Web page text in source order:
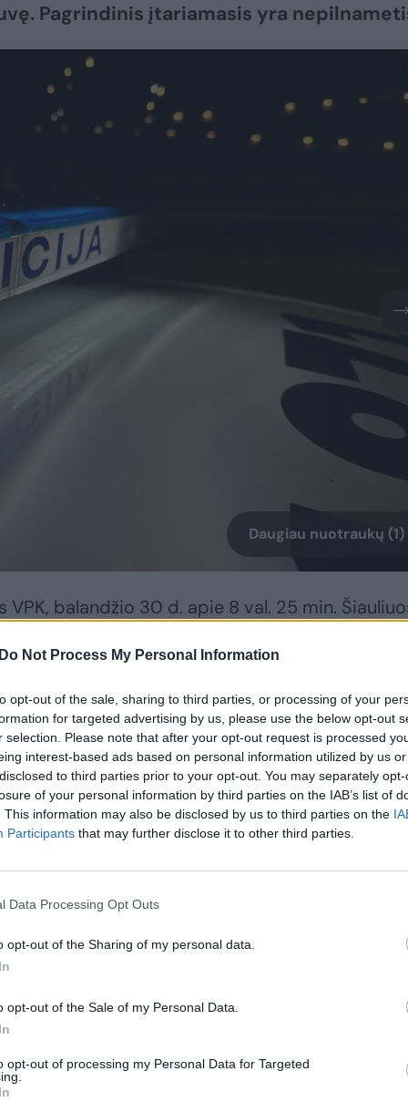
Do Not Process My Personal Information
opt-out of the sale, sharing to third parties, or processing of your
for targeted advertising by us, please use the below opt-out
selection. Please note that after your opt-out request is processed
interest-based ads based on personal information utilized by us
to third parties prior to your opt-out. You may separately
of your personal information by third parties on the IAB’s list of
This information may also be disclosed by us to third parties on the
Participants that may further disclose it to other third parties.
Data Processing Opt Outs
opt-out of the Sharing of my personal data.
opt-out of the Sale of my Personal Data.
opt-out of processing my Personal Data for Targeted
Pagrindinis įtariamasis yra
Daugiau nuotraukų (1)
balandžio 30 d. apie 8 val. 25 min.
(gim. 2008 m.,), kuris grasindamas
pagrobti kasoje laikomus pinigus.
ir vaikinas paspruko.
plėšimo.
Vilniuje apiplėštas
vaikas
gyventojai po